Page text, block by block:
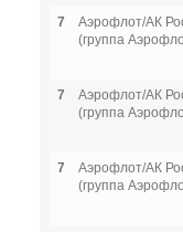
7
Аэрофлот/АК
(группа
7
Аэрофлот/АК
(группа
7
Аэрофлот/АК
(группа